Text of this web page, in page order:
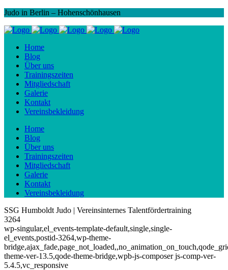
Judo in Berlin – Hohenschönhausen
Home
Blog
Über uns
Trainingszeiten
Mitgliedschaft
Galerie
Kontakt
Vereinsbekleidung
Home
Blog
Über uns
Trainingszeiten
Mitgliedschaft
Galerie
Kontakt
Vereinsbekleidung
SSG Humboldt Judo | Vereinsinternes Talentfördertraining
3264
wp-singular,el_events-template-default,single,single-
el_events,postid-3264,wp-theme-
theme-ver-13.5,qode-theme-bridge,wpb-js-composer js-comp-ver-
5.4.5,vc_responsive